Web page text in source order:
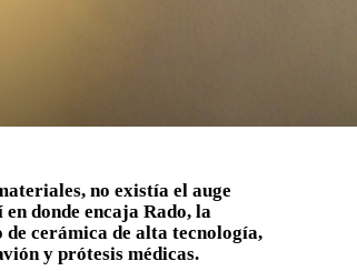
no existía el auge
donde encaja Rado, la
de cerámica de alta tecnología,
y prótesis médicas.